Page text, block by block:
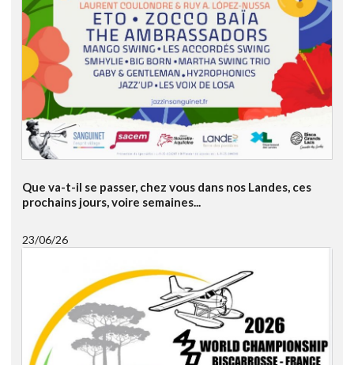
Que va-t-il se passer, chez vous dans nos Landes, ces
prochains jours, voire semaines...
23/06/26